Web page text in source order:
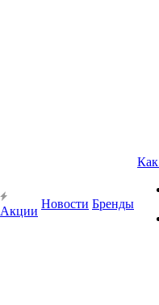
Акции
Новости Бренды